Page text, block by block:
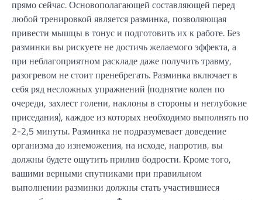
прямо сейчас. Основополагающей составляющей перед
любой тренировкой является разминка, позволяющая
привести мышцы в тонус и подготовить их к работе. Без
разминки вы рискуете не достичь желаемого эффекта, а
при неблагоприятном раскладе даже получить травму,
разогревом не стоит пренебрегать. Разминка включает в
себя ряд несложных упражнений (поднятие колен по
очереди, захлест голени, наклоны в стороны и неглубокие
приседания), каждое из которых необходимо выполнять по
2-2,5 минуты. Разминка не подразумевает доведение
организма до изнеможения, на исходе, напротив, вы
должны будете ощутить прилив бодрости. Кроме того,
вашими верными спутниками при правильном
выполнении разминки должны стать участившиеся